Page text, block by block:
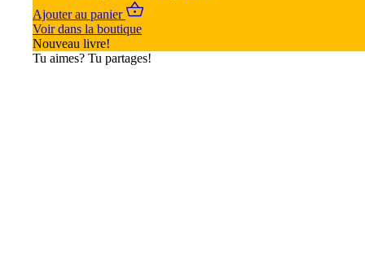
Ajouter au panier
Voir dans la boutique
Nouveau livre!
Tu aimes? Tu partages!